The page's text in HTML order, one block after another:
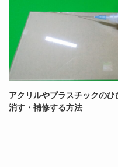
アクリルやプラスチックの
消す・補修する方法